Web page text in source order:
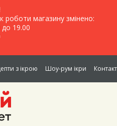
роботи магазину змінено:
19.00
з ікрою Шоу-рум ікри